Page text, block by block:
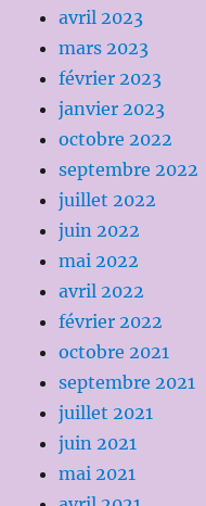
avril 2023
mars 2023
février 2023
janvier 2023
octobre 2022
septembre 2022
juillet 2022
juin 2022
mai 2022
avril 2022
février 2022
octobre 2021
septembre 2021
juillet 2021
juin 2021
mai 2021